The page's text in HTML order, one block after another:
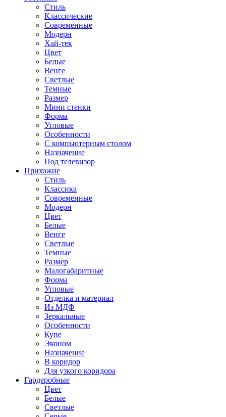
Стиль
Классические
Современные
Модерн
Хай-тек
Цвет
Белые
Венге
Светлые
Темные
Размер
Мини стенки
Форма
Угловые
Особенности
С компьютерным столом
Назначение
Под телевизор
Прихожие
Стиль
Классика
Современные
Модерн
Цвет
Белые
Венге
Светлые
Темные
Размер
Малогабаритные
Форма
Угловые
Отделка и материал
Из МДФ
Зеркальные
Особенности
Купе
Эконом
Назначение
В коридор
Для узкого коридора
Гардеробные
Цвет
Белые
Светлые